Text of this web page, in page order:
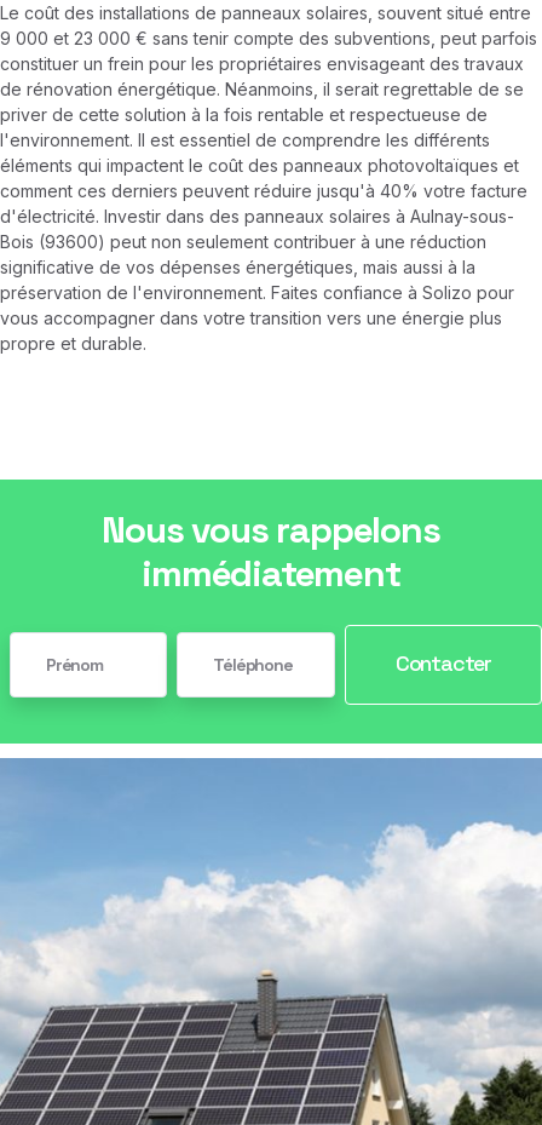
Le coût des installations de panneaux solaires, souvent situé entre
9 000 et 23 000 € sans tenir compte des subventions, peut parfois
constituer un frein pour les propriétaires envisageant des travaux
de rénovation énergétique. Néanmoins, il serait regrettable de se
priver de cette solution à la fois rentable et respectueuse de
l'environnement. Il est essentiel de comprendre les différents
éléments qui impactent le coût des panneaux photovoltaïques et
comment ces derniers peuvent réduire jusqu'à 40% votre facture
d'électricité. Investir dans des panneaux solaires à Aulnay-sous-
Bois (93600) peut non seulement contribuer à une réduction
significative de vos dépenses énergétiques, mais aussi à la
préservation de l'environnement. Faites confiance à Solizo pour
vous accompagner dans votre transition vers une énergie plus
propre et durable.
Nous vous rappelons
immédiatement
Contacter